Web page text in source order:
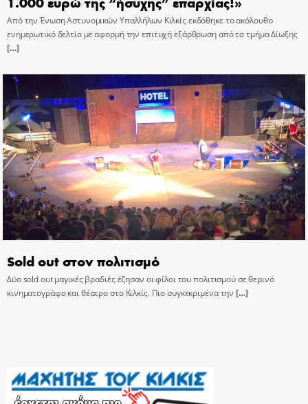
Από την Ένωση Αστυνομικών Υπαλλήλων Κιλκίς εκδόθηκε το ακόλουθο
ενημερωτικό δελτίο με αφορμή την επιτυχή εξάρθρωση από το τμήμα Δίωξης
[…]
Sold out στον πολιτισμό
Δύο sold out μαγικές βραδιές έζησαν οι φίλοι του πολιτισμού σε θερινό
κινηματογράφο και θέατρο στο Κιλκίς. Πιο συγκεκριμένα την […]